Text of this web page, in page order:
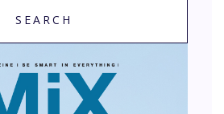
SEARCH